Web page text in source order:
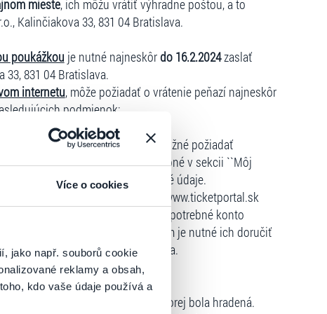
Více o cookies
jako např. souborů cookie
reklamy a obsah,
kdo vaše údaje používá a
mieste, ich môžu vrátiť výhradne poštou, a to
Kalinčiakova 33, 831 04 Bratislava.
poukážkou je nutné najneskôrdo 16.2.2024zaslať
33, 831 04 Bratislava.
internetu, môže požiadať o vrátenie peňazí najneskôr
podmienok:
vrátenie vstupeniek je možné požiadať
, v ktorom je potrebné v sekcii ``Môj
a vyplniť všetky požadované údaje.
odporúčame, aby si na stránke www.ticketportal.sk
bola registrácia vytvorená a je potrebné konto
boli vstupenky zaslané kuriérom je nutné ich doručiť
Kalinčiakova 33, 831 04 Bratislava.
úhrady vstupného:
bude vrátená priamo na kartu, z ktorej bola hradená.